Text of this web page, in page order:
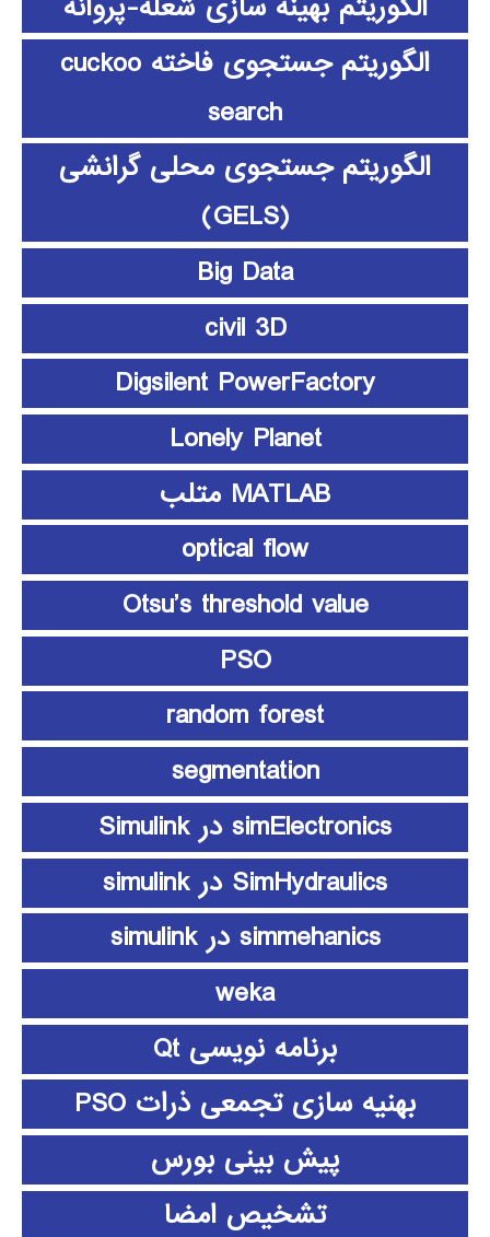
الگوریتم جستجوی فاخته cuckoo
search
الگوریتم جستجوی محلی گرانشی
(GELS)
Big Data
civil 3D
Digsilent PowerFactory
Lonely Planet
MATLAB متلب
optical flow
Otsu’s threshold value
PSO
random forest
segmentation
simElectronics در Simulink
SimHydraulics در simulink
simmehanics در simulink
weka
برنامه نویسی Qt
بهنیه سازی تجمعی ذرات PSO
پیش بینی بورس
تشخیص امضا